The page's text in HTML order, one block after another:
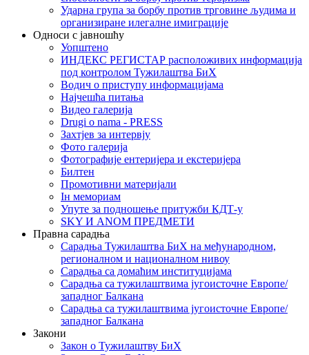
Ударна група за борбу против трговине људима и
организиране илегалне имиграције
Односи с јавношћу
Уопштено
ИНДЕКС РЕГИСТАР расположивих информација
под контролом Тужилаштва БиХ
Водич о приступу информацијама
Најчешћа питања
Видео галерија
Drugi o nama - PRESS
Захтјев за интервју
Фото галерија
Фотографије ентеријера и екстеријера
Билтен
Промотивни материјали
Iн мемориам
Упуте за подношење притужби КДТ-у
SKY И ANOM ПРЕДМЕТИ
Правна сарадња
Сарадња Тужилаштва БиХ на међународном,
регионалном и националном нивоу
Сарадња са домаћим институцијама
Сарадња са тужилаштвима југоисточне Европе/
западног Балкана
Сарадња са тужилаштвима југоисточне Европе/
западног Балкана
Закони
Закон о Тужилаштву БиХ